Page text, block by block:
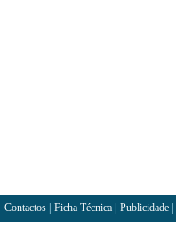
Contactos Ficha Técnica Publicidade